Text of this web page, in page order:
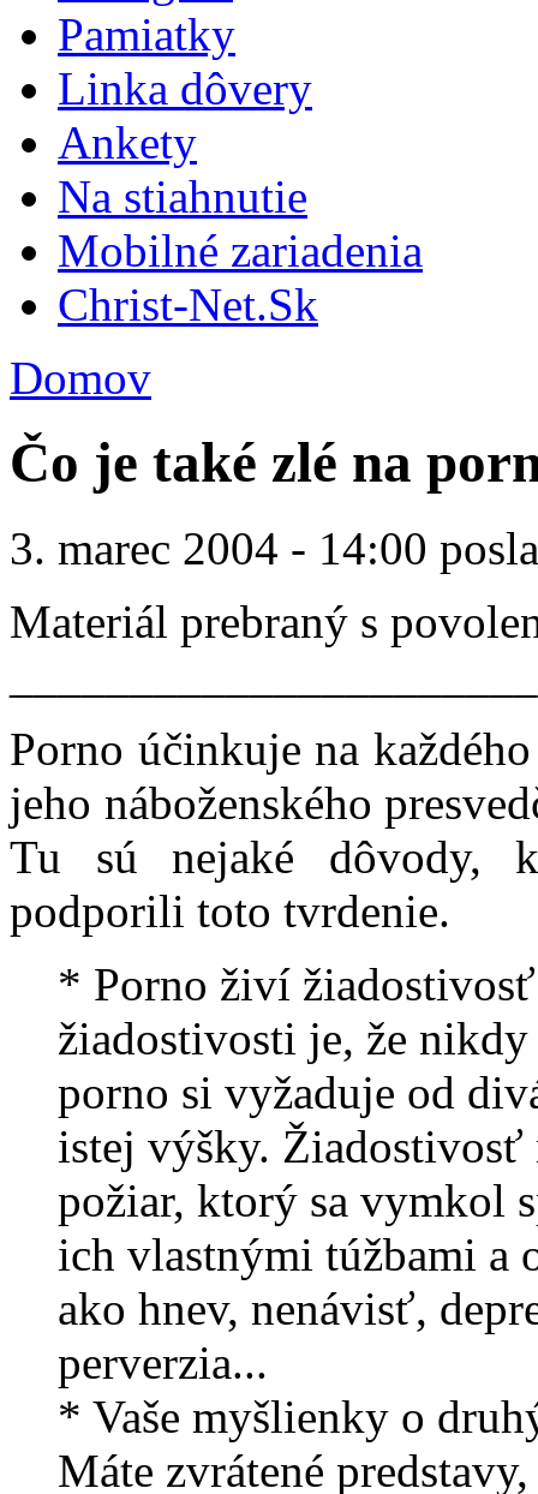
Pamiatky
Linka dôvery
Ankety
Na stiahnutie
Mobilné zariadenia
Christ-Net.Sk
Domov
Čo je také zlé na
3. marec 2004 - 14:00
Materiál prebraný s
Porno účinkuje na
jeho náboženského
Tu sú nejaké dôvody,
podporili toto tvrdenie.
* Porno živí
žiadostivosti je, že
porno si vyžaduje od
istej výšky. Žiadostivosť
požiar, ktorý sa vymkol
ich vlastnými túžbami a
ako hnev, nenávisť,
perverzia...
* Vaše myšlienky o
Máte zvrátené